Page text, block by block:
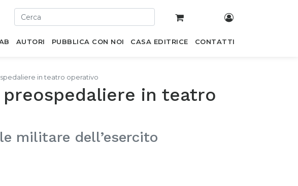
AUTORI PUBBLICA CON NOI CASA EDITRICE CONTATTI
in teatro operativo
in teatro
militare dell’esercito